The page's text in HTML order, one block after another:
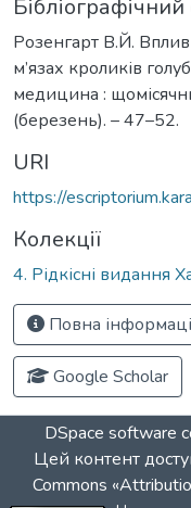
Розенгарт В.Й. Вплив
м’язах кроликів
медицина :
(березень). – 47–52.
URI
https://
Колекції
4. Рідкісні видання
Повна
Google Scholar
DSpace software
Цей контент
Commons